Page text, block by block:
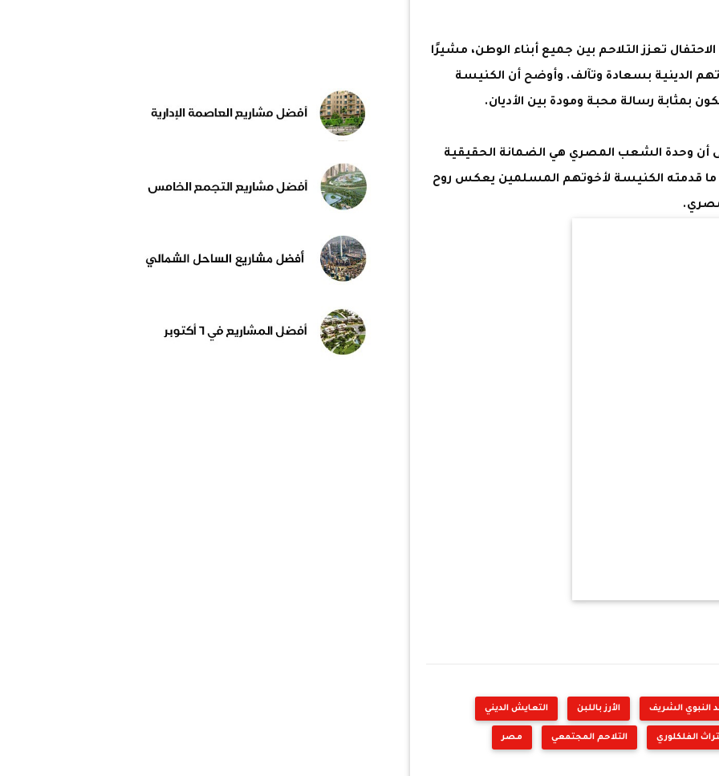
تعزز التلاحم بين جميع أبناء الوطن، مشيرًا
الدينية بسعادة وتآلف. وأوضح أن الكنيسة
بمثابة رسالة محبة ومودة بين الأديان.
أن وحدة الشعب المصري هي الضمانة الحقيقية
ما قدمته الكنيسة لأخوتهم المسلمين يعكس روح
النبوي الشريف الأرز باللبن التعايش الديني
الفلكلوري التلاحم المجتمعي مصر